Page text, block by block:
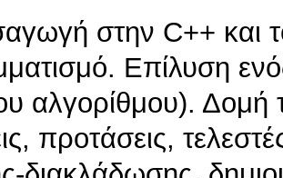
στην C++ και
Επίλυση
αλγορίθμου). Δομή
προτάσεις,